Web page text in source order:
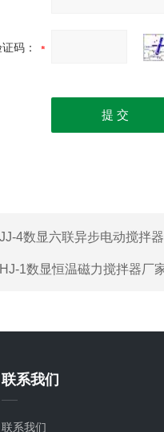
码：
JJ-4数显六联异步电动搅拌器
HJ-1数显恒温磁力搅拌器厂
联系我们
联系我们